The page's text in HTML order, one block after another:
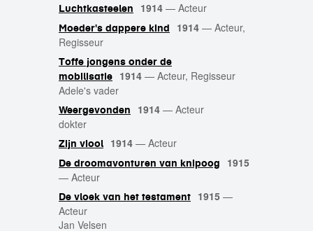
Luchtkasteelen 1914 — Acteur
Moeder's dappere kind 1914 — Acteur,
Regisseur
Toffe jongens onder de
mobilisatie
1914 — Acteur, Regisseur
Adele's vader
Weergevonden 1914 — Acteur
dokter
Zijn viool 1914 — Acteur
De droomavonturen van knipoog
1915
— Acteur
De vloek van het testament 1915 —
Acteur
Jan Velsen